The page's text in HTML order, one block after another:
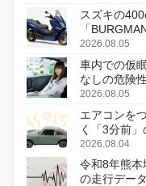
スズキの
「
変更し、8月
2026.08.05
車内での仮
なしの危険性
2026.08.05
エアコンを
く「3分前
2026.08.04
令和8年熊本
の走行デー